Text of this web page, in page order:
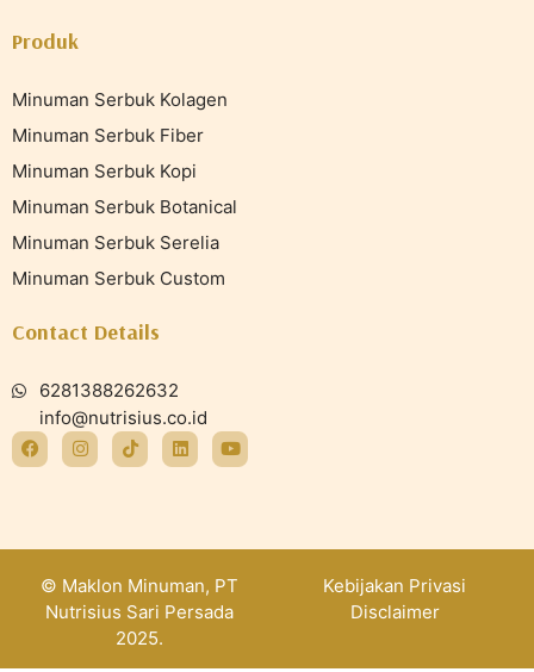
Produk
Minuman Serbuk Kolagen
Minuman Serbuk Fiber
Minuman Serbuk Kopi
Minuman Serbuk Botanical
Minuman Serbuk Serelia
Minuman Serbuk Custom
Contact Details
6281388262632
info@nutrisius.co.id
© Maklon Minuman, PT
Nutrisius Sari Persada
2025.
Kebijakan Privasi
Disclaimer